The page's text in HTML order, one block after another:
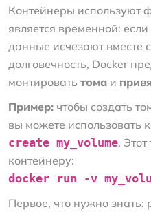
Контейнеры используют
является временной:
данные исчезают вместе
долговечность, Docker
монтировать тома и
Пример: чтобы создать
вы можете использовать
create my_volume.
контейнеру:
docker run -v
Первое, что нужно знать: